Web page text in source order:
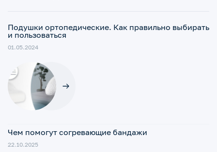
Подушки ортопедические. Как правильно выбирать
и пользоваться
01.05.2024
Чем помогут согревающие бандажи
22.10.2025